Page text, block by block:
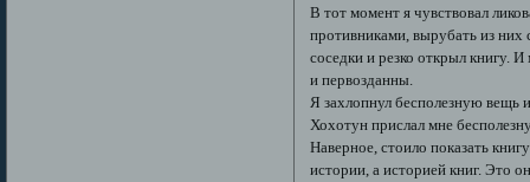
В тот момент я чувствовал
противниками, вырубать из них
соседки и резко открыл книгу.
и первозданны.
Я захлопнул бесполезную вещь
Хохотун прислал мне
Наверное, стоило показать
истории, а историей книг. Это